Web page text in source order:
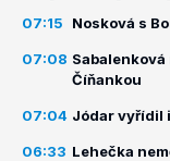
07:15 Nosková s
07:08
Číňankou
07:04 Jódar vyřídil
06:33 Lehečka